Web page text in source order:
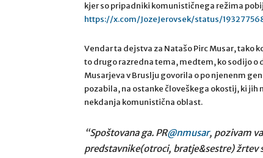
kjer so pripadniki komunističnega režima
https://x.com/JozeJerovsek/status/
Vendar ta dejstva za Natašo Pirc Musar, tako
to drugo razredna tema, medtem, ko sodijo o
Musarjeva v Bruslju govorila o po njenenm
pozabila, na ostanke človeškega okostij, ki
nekdanja komunistična oblast.
“Spoštovana ga. PR@nmusar, pozivam
predstavnike(otroci, bratje&sestre) žrtev